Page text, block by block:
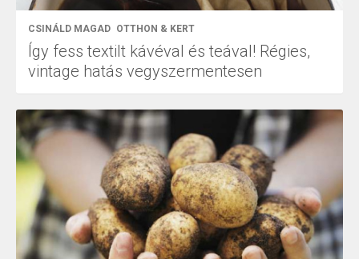
CSINÁLD MAGAD OTTHON & KERT
Így fess textilt kávéval és teával! Régies,
vintage hatás vegyszermentesen